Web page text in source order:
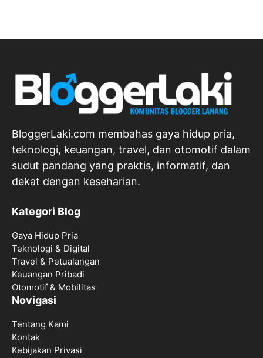
BloggerLaki.com membahas gaya hidup pria,
teknologi, keuangan, travel, dan otomotif dalam
sudut pandang yang praktis, informatif, dan
dekat dengan keseharian.
Kategori Blog
Gaya Hidup Pria
Teknologi & Digital
Travel & Petualangan
Keuangan Pribadi
Otomotif & Mobilitas
Novigasi
Tentang Kami
Kontak
Kebijakan Privasi